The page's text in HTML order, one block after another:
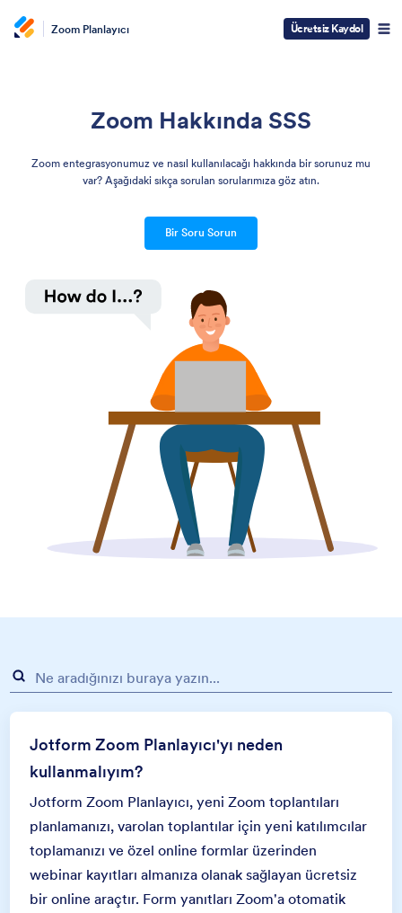
Zoom Planlayıcı Ücretsiz Kaydol
Zoom Hakkında SSS
Zoom entegrasyonumuz ve nasıl kullanılacağı hakkında bir sorunuz mu
var? Aşağıdaki sıkça sorulan sorularımıza göz atın.
Bir Soru Sorun
Jotform Zoom Planlayıcı'yı neden
kullanmalıyım?
Jotform Zoom Planlayıcı, yeni Zoom toplantıları
planlamanızı, varolan toplantılar için yeni katılımcılar
toplamanızı ve özel online formlar üzerinden
webinar kayıtları almanıza olanak sağlayan ücretsiz
bir online araçtır. Form yanıtları Zoom'a otomatik